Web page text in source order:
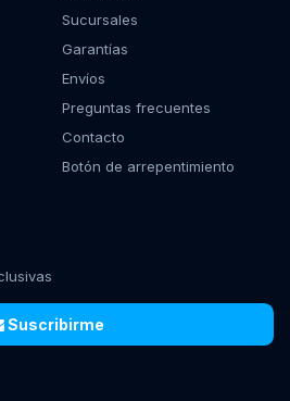
Sucursales
Garantías
Envíos
Preguntas frecuentes
Contacto
Botón de arrepentimiento
Suscribirme